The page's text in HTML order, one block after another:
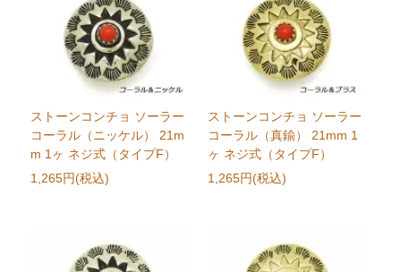
ストーンコンチョ ソーラー
コーラル（ニッケル） 21m
m 1ヶ ネジ式（タイプF）
1,265円(税込)
ストーンコンチョ ソーラー
コーラル（真鍮） 21mm 1
ヶ ネジ式（タイプF）
1,265円(税込)